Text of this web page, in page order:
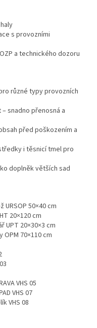
s provozními
a technického dozoru
různé typy provozních
snadno přenosná a
před poškozením a
i těsnicí tmel pro
doplněk větších sad
50×40 cm
20×120 cm
UPT 20×30×3 cm
70×110 cm
VHS 05
VHS 07
VHS 08